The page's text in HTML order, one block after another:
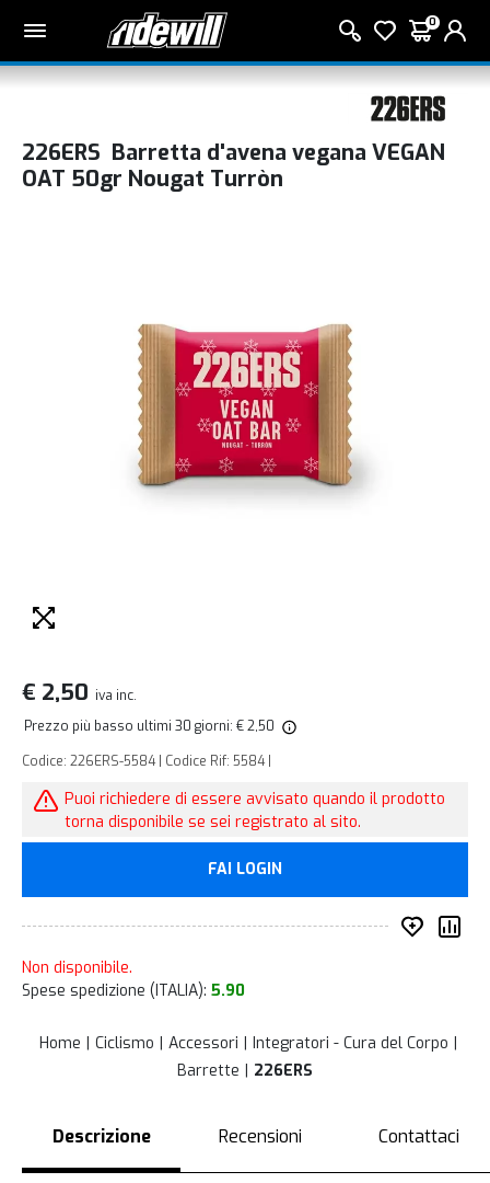
0
226ERS Barretta d'avena vegana VEGAN
OAT 50gr Nougat Turròn
€ 2,50 iva inc.
Prezzo più basso ultimi 30 giorni: € 2,50
Codice: 226ERS-5584 | Codice Rif: 5584 |
Puoi richiedere di essere avvisato quando il prodotto
torna disponibile se sei registrato al sito.
FAI LOGIN
Non disponibile.
Spese spedizione (ITALIA): 5.90
Home Ciclismo Accessori
Integratori - Cura del Corpo
Barrette
226ERS
Descrizione Recensioni Contattaci